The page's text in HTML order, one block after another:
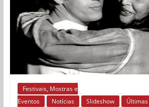
Festivais, Mostras e
Eventos
Notícias Slideshow